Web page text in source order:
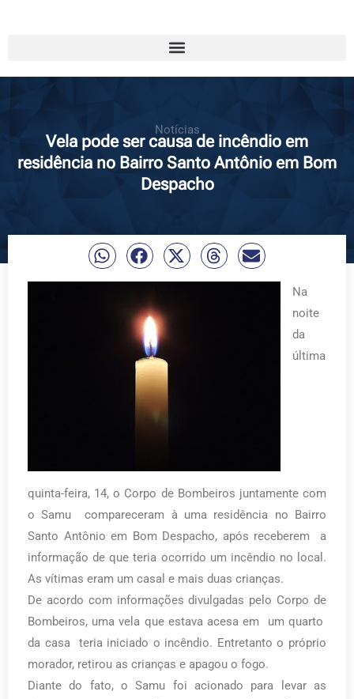
Notícias
Vela pode ser causa de incêndio em
residência no Bairro Santo Antônio em Bom
Despacho
Na
noite
da
última
quinta-feira, 14, o Corpo de Bombeiros juntamente com
o Samu compareceram à uma residência no Bairro
Santo Antônio em Bom Despacho, após receberem a
informação de que teria ocorrido um incêndio no local.
As vítimas eram um casal e mais duas crianças.
De acordo com informações divulgadas pelo Corpo de
Bombeiros, uma vela que estava acesa em um quarto
da casa teria iniciado o incêndio. Entretanto o próprio
morador, retirou as crianças e apagou o fogo.
Diante do fato, o Samu foi acionado para levar as